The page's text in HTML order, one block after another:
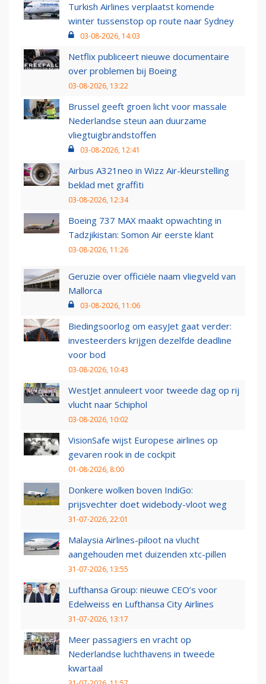
Turkish Airlines verplaatst komende
winter tussenstop op route naar Sydney
03-08-2026, 14:03
Netflix publiceert nieuwe documentaire
over problemen bij Boeing
03-08-2026, 13:22
Brussel geeft groen licht voor massale
Nederlandse steun aan duurzame
vliegtuigbrandstoffen
03-08-2026, 12:41
Airbus A321neo in Wizz Air-kleurstelling
beklad met graffiti
03-08-2026, 12:34
Boeing 737 MAX maakt opwachting in
Tadzjikistan: Somon Air eerste klant
03-08-2026, 11:26
Geruzie over officiële naam vliegveld van
Mallorca
03-08-2026, 11:06
Biedingsoorlog om easyJet gaat verder:
investeerders krijgen dezelfde deadline
voor bod
03-08-2026, 10:43
WestJet annuleert voor tweede dag op rij
vlucht naar Schiphol
03-08-2026, 10:02
VisionSafe wijst Europese airlines op
gevaren rook in de cockpit
01-08-2026, 8:00
Donkere wolken boven IndiGo:
prijsvechter doet widebody-vloot weg
31-07-2026, 22:01
Malaysia Airlines-piloot na vlucht
aangehouden met duizenden xtc-pillen
31-07-2026, 13:55
Lufthansa Group: nieuwe CEO’s voor
Edelweiss en Lufthansa City Airlines
31-07-2026, 13:17
Meer passagiers en vracht op
Nederlandse luchthavens in tweede
kwartaal